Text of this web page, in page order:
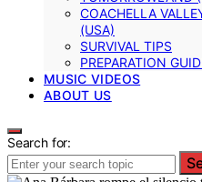
COACHELLA
(USA)
SURVIVAL TIPS
PREPARATION
MUSIC VIDEOS
ABOUT US
Search for: